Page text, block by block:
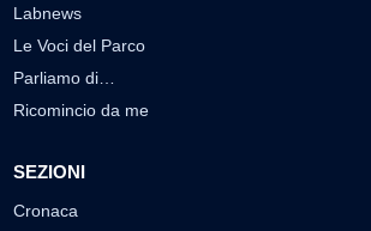
Labnews
Le Voci del Parco
Parliamo di…
Ricomincio da me
SEZIONI
Cronaca